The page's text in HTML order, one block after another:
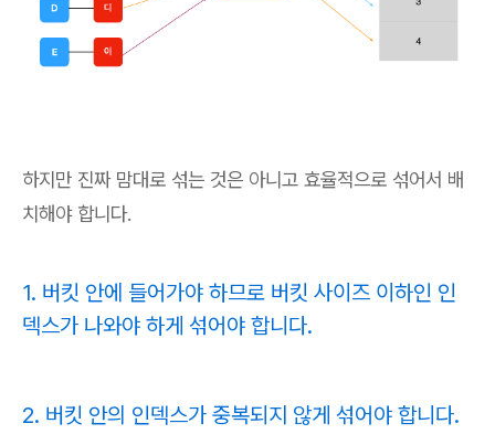
하지만 진짜 맘대로 섞는 것은 아니고 효율적으로 섞어서 배
치해야 합니다.
1. 버킷 안에 들어가야 하므로 버킷 사이즈 이하인 인
덱스가 나와야 하게 섞어야 합니다.
2. 버킷 안의 인덱스가 중복되지 않게 섞어야 합니다.